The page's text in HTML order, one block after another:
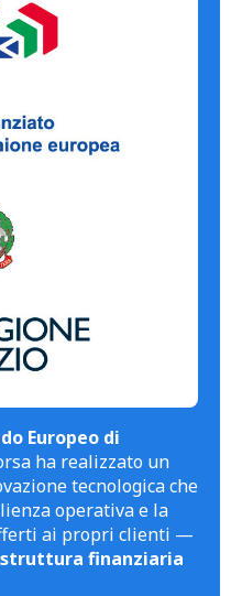
Europeo di
ha realizzato un
tecnologica che
operativa e la
ai propri clienti —
finanziaria